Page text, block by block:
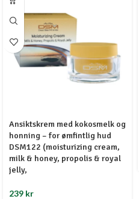
Ansiktskrem med kokosmelk og
honning – for ømfintlig hud
DSM122 (moisturizing cream,
milk & honey, propolis & royal
jelly,
239 kr